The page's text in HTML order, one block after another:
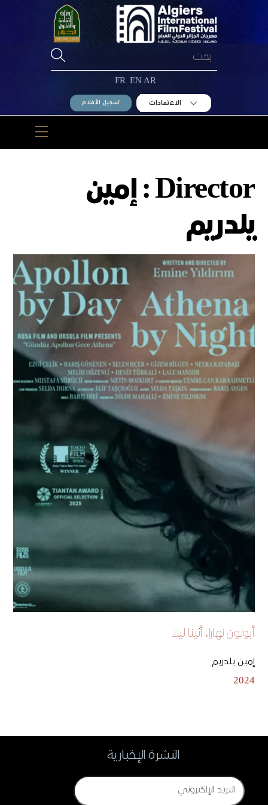
AR
EN
FR
الاعتمادات تسجيل الأفلام
Menu
Director :
إمين
يلدريم
أبولون نهارا، أثينا ليلا
إمين يلدريم
2024
النشرة الإخبارية
Email